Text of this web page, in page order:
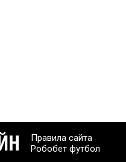
Правила сайта
Робобет футбол